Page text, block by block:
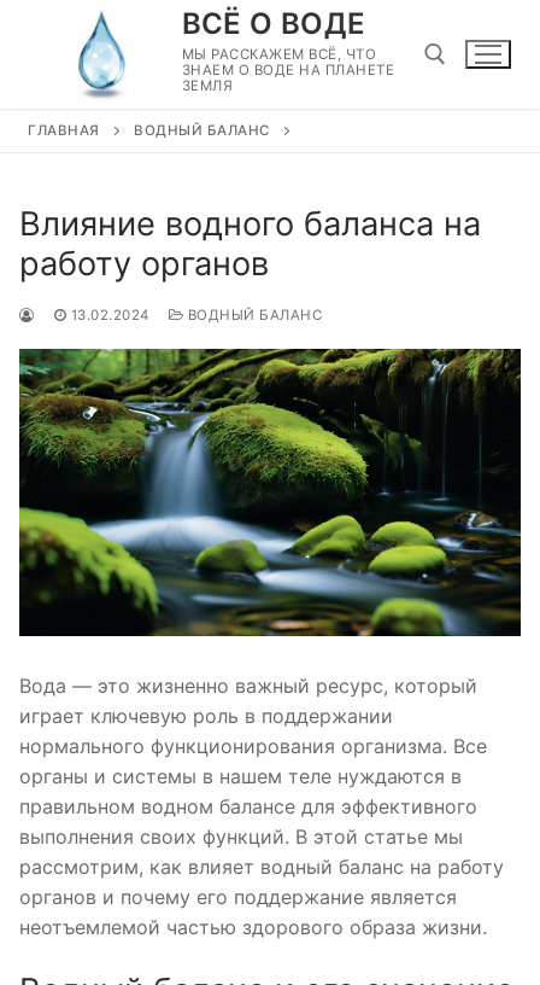
содержимому
ВСЁ О ВОДЕ
МЫ РАССКАЖЕМ ВСЁ, ЧТО
ЗНАЕМ О ВОДЕ НА ПЛАНЕТЕ
ЗЕМЛЯ
ГЛАВНАЯ ВОДНЫЙ БАЛАНС
Влияние водного баланса на
работу органов
13.02.2024 ВОДНЫЙ БАЛАНС
Вода — это жизненно важный ресурс, который
играет ключевую роль в поддержании
нормального функционирования организма. Все
органы и системы в нашем теле нуждаются в
правильном водном балансе для эффективного
выполнения своих функций. В этой статье мы
рассмотрим, как влияет водный баланс на работу
органов и почему его поддержание является
неотъемлемой частью здорового образа жизни.